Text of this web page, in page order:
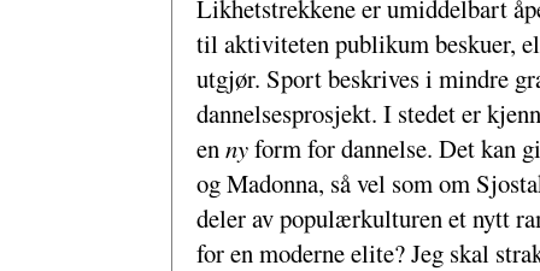
Likhetstrekkene er umiddelbart
til aktiviteten publikum beskuer,
utgjør. Sport beskrives i mindre
dannelsesprosjekt. I stedet er
ennyform for dannelse. Det kan
og Madonna, så vel som om
deler av populærkulturen et nytt
for en moderne elite? Jeg skal